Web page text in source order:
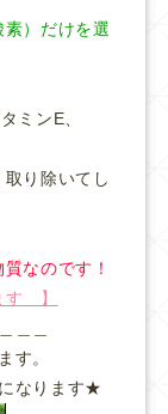
）だけを選
ミンE、
り除いてし
なのです！
す 】
す。
なります★